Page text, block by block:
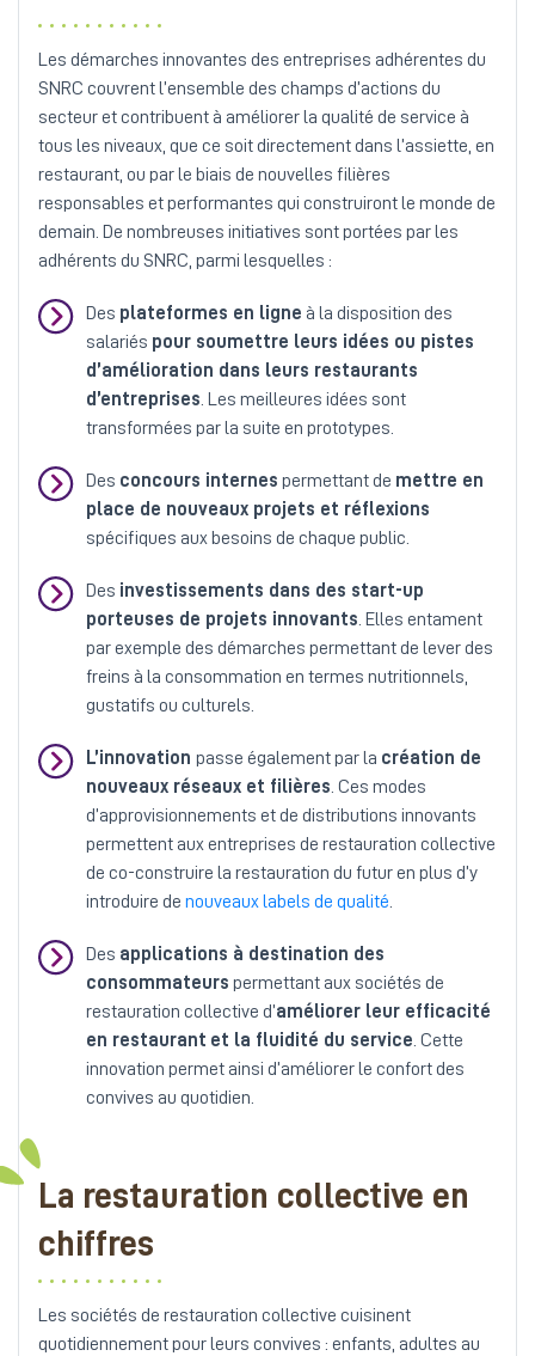
Les démarches innovantes des entreprises adhérentes du
SNRC couvrent l’ensemble des champs d’actions du
secteur et contribuent à améliorer la qualité de service à
tous les niveaux, que ce soit directement dans l’assiette, en
restaurant, ou par le biais de nouvelles filières
responsables et performantes qui construiront le monde de
demain. De nombreuses initiatives sont portées par les
adhérents du SNRC, parmi lesquelles :
Des plateformes en ligne à la disposition des
salariés pour soumettre leurs idées ou pistes
d’amélioration dans leurs restaurants
d’entreprises. Les meilleures idées sont
transformées par la suite en prototypes.
Des concours internes permettant de mettre en
place de nouveaux projets et réflexions
spécifiques aux besoins de chaque public.
Des investissements dans des start-up
porteuses de projets innovants. Elles entament
par exemple des démarches permettant de lever des
freins à la consommation en termes nutritionnels,
gustatifs ou culturels.
L’innovation passe également par la création de
nouveaux réseaux et filières. Ces modes
d’approvisionnements et de distributions innovants
permettent aux entreprises de restauration collective
de co-construire la restauration du futur en plus d’y
introduire de nouveaux labels de qualité.
Des applications à destination des
consommateurs permettant aux sociétés de
restauration collective d’améliorer leur efficacité
en restaurant et la fluidité du service. Cette
innovation permet ainsi d’améliorer le confort des
convives au quotidien.
La restauration collective en
chiffres
Les sociétés de restauration collective cuisinent
quotidiennement pour leurs convives : enfants, adultes au